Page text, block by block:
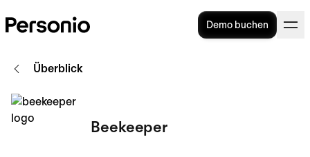
Demo buchen
Überblick
Beekeeper